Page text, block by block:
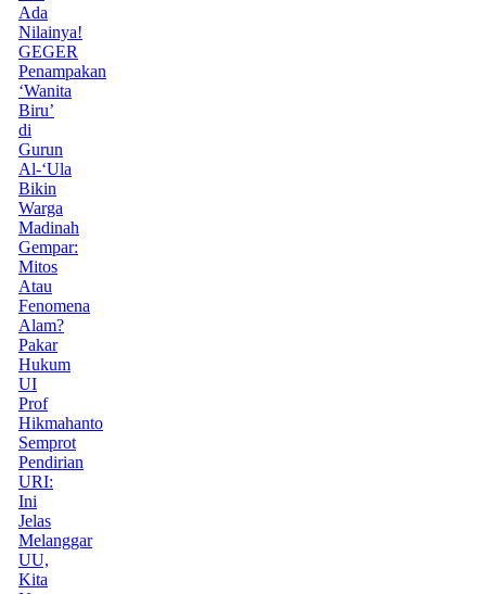
Ada
Nilainya!
GEGER
Penampakan
‘Wanita
Biru’
di
Gurun
Al-‘Ula
Bikin
Warga
Madinah
Gempar:
Mitos
Atau
Fenomena
Alam?
Pakar
Hukum
UI
Prof
Hikmahanto
Semprot
Pendirian
URI:
Ini
Jelas
Melanggar
UU,
Kita